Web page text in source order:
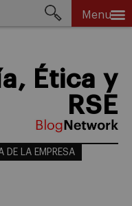
Menu
Ética y
RSE
DE LA EMPRESA